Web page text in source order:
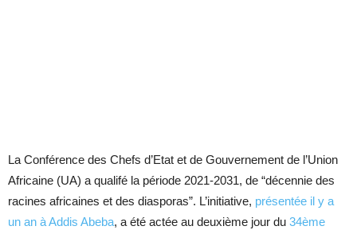
La Conférence des Chefs d’Etat et de Gouvernement de l’Union
Africaine (UA) a qualifé la période 2021-2031, de “décennie des
racines africaines et des diasporas”. L’initiative, présentée il y a
un an à Addis Abeba, a été actée au deuxième jour du 34ème